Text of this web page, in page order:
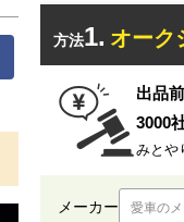
方法1. オーク
出品前
3000
みとや
メーカー 愛車の